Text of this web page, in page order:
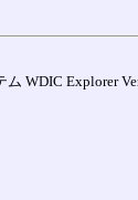
WDIC Explorer